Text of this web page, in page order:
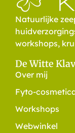
Natuurlijke
workshops,
De Witte
Over mij
Fyto-
Workshops
Webwinkel